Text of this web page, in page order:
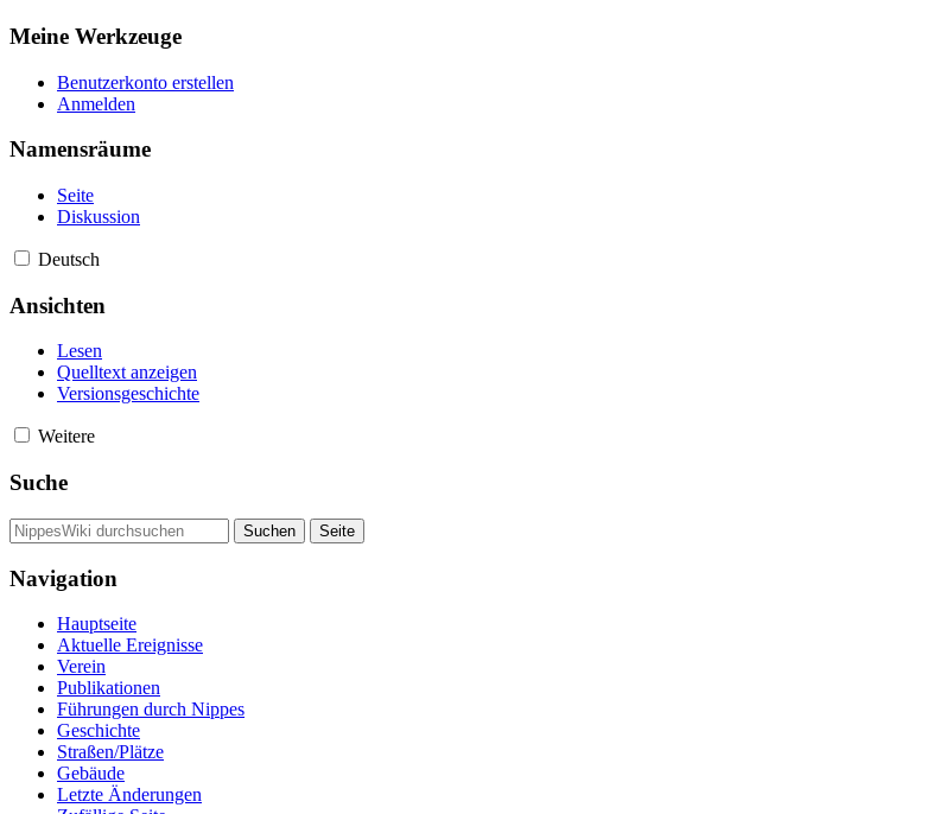
Meine Werkzeuge
Benutzerkonto erstellen
Anmelden
Namensräume
Seite
Diskussion
Deutsch
Ansichten
Lesen
Quelltext anzeigen
Versionsgeschichte
Weitere
Suche
Navigation
Hauptseite
Aktuelle Ereignisse
Verein
Publikationen
Führungen durch Nippes
Geschichte
Straßen/Plätze
Gebäude
Letzte Änderungen